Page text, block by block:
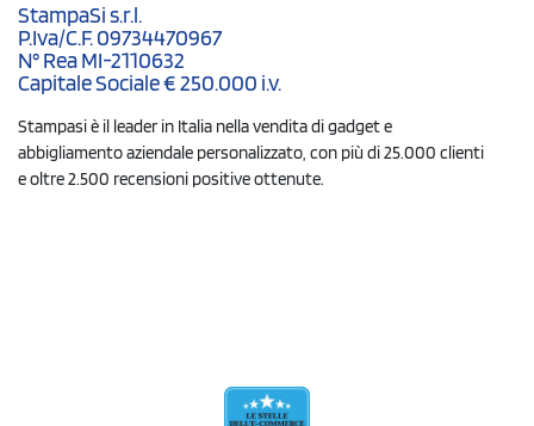
StampaSi s.r.l.
P.Iva/C.F. 09734470967
N° Rea MI-2110632
Capitale Sociale € 250.000 i.v.
Stampasi è il leader in Italia nella vendita di gadget e
abbigliamento aziendale personalizzato, con più di 25.000 clienti
e oltre 2.500 recensioni positive ottenute.